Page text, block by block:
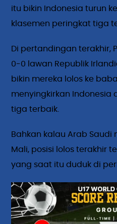
itu bikin Indonesia turun
klasemen peringkat tiga
Di pertandingan terakhir,
0-0 lawan Republik
bikin mereka lolos ke
menyingkirkan
tiga terbaik.
Bahkan kalau Arab Saudi
Mali, posisi lolos terakhir
yang saat itu duduk di